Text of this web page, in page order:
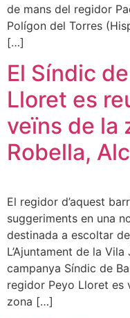
de mans del regidor
Polígon del Torres
[…]
El Síndic
Lloret es
veïns de la
Robella,
El regidor d’aquest
suggeriments en una
destinada a escoltar
L’Ajuntament de la
campanya Síndic de
regidor Peyo Lloret es
zona […]